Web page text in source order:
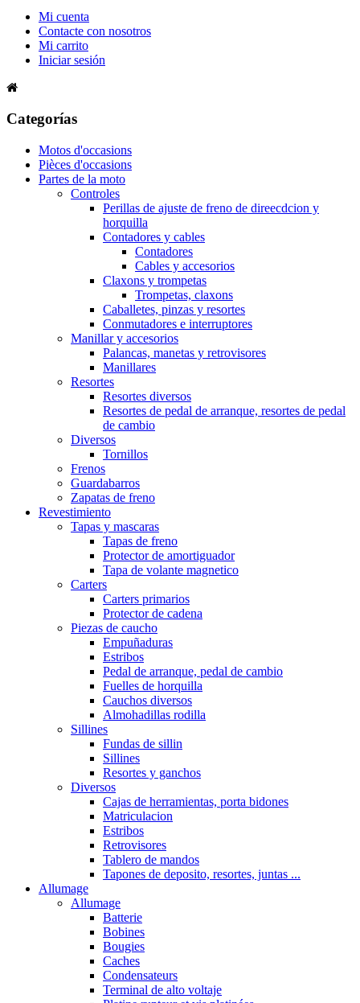
Mi cuenta
Contacte con nosotros
Mi carrito
Iniciar sesión
Categorías
Motos d'occasions
Pièces d'occasions
Partes de la moto
Controles
Perillas de ajuste de freno de direecdcion y
horquilla
Contadores y cables
Contadores
Cables y accesorios
Claxons y trompetas
Trompetas, claxons
Caballetes, pinzas y resortes
Conmutadores e interruptores
Manillar y accesorios
Palancas, manetas y retrovisores
Manillares
Resortes
Resortes diversos
Resortes de pedal de arranque, resortes de pedal
de cambio
Diversos
Tornillos
Frenos
Guardabarros
Zapatas de freno
Revestimiento
Tapas y mascaras
Tapas de freno
Protector de amortiguador
Tapa de volante magnetico
Carters
Carters primarios
Protector de cadena
Piezas de caucho
Empuñaduras
Estribos
Pedal de arranque, pedal de cambio
Fuelles de horquilla
Cauchos diversos
Almohadillas rodilla
Sillines
Fundas de sillin
Sillines
Resortes y ganchos
Diversos
Cajas de herramientas, porta bidones
Matriculacion
Estribos
Retrovisores
Tablero de mandos
Tapones de deposito, resortes, juntas ...
Allumage
Allumage
Batterie
Bobines
Bougies
Caches
Condensateurs
Terminal de alto voltaje